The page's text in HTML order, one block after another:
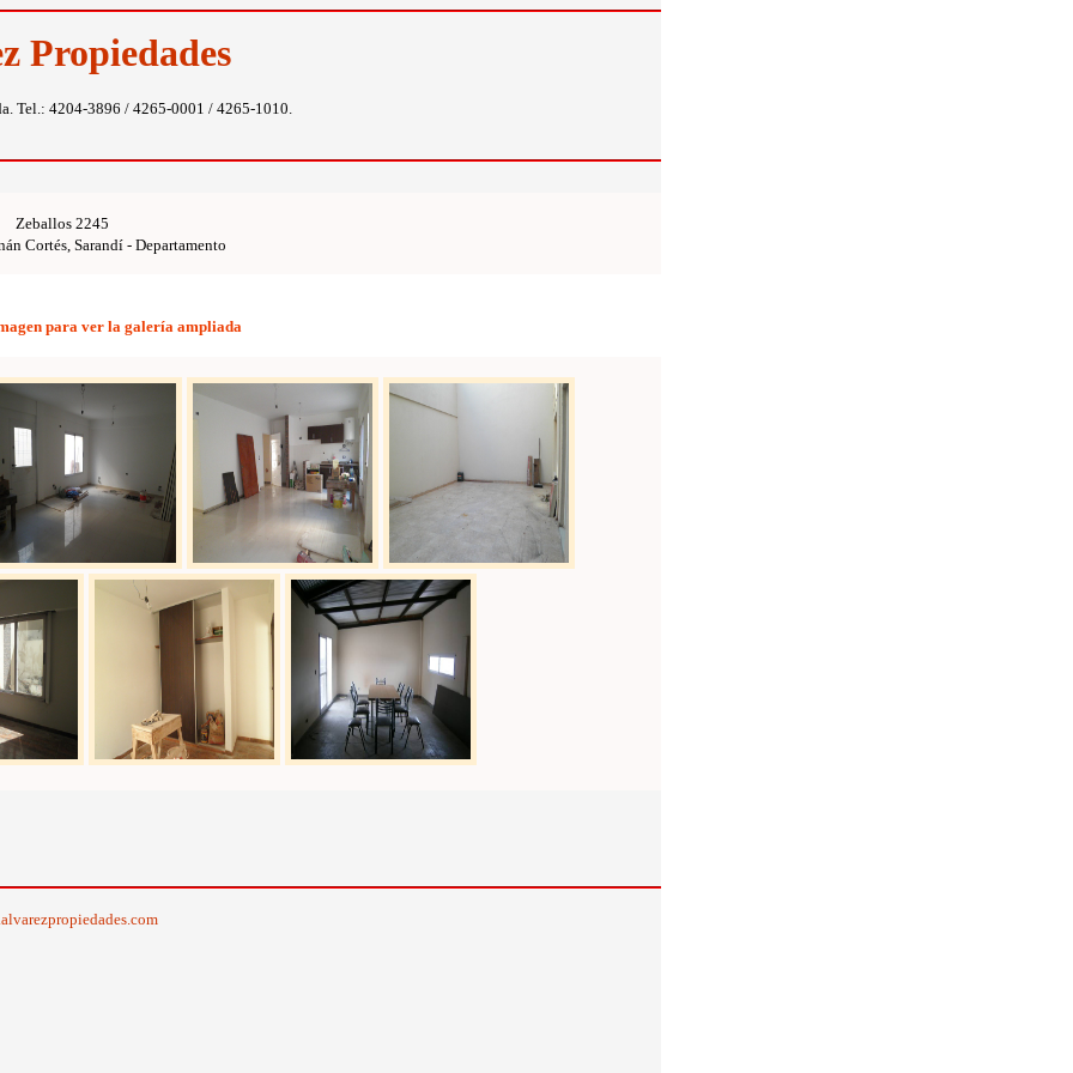
Propiedades
Tel.: 4204-3896 / 4265-0001 / 4265-1010.
Zeballos 2245
Cortés, Sarandí - Departamento
para ver la galería ampliada